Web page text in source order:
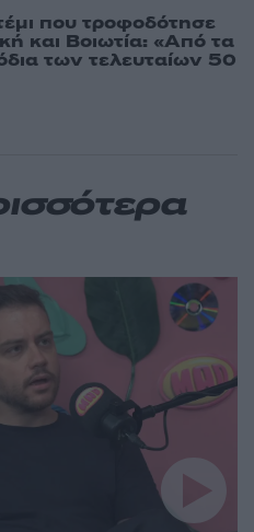
που τροφοδότησε
και Βοιωτία: «Από τα
των τελευταίων 50